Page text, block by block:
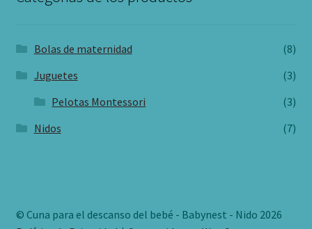
Bolas de maternidad
(8)
Juguetes
(3)
Pelotas Montessori
(3)
Nidos
(7)
© Cuna para el descanso del bebé - Babynest - Nido 2026